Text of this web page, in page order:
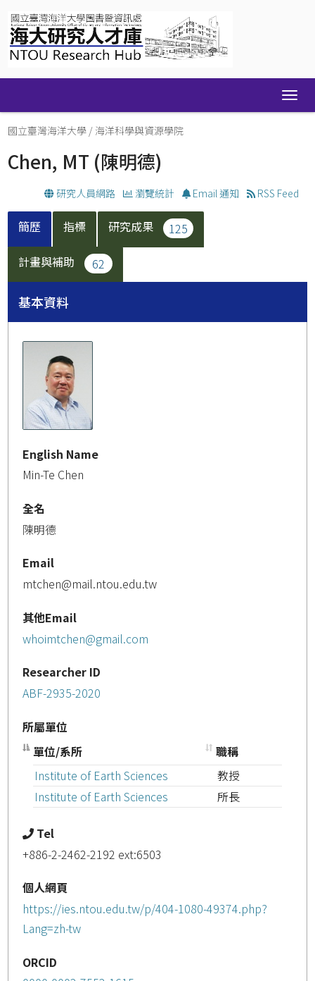
navigation
國立臺灣海洋大學 / 海洋科學與資源學院
Chen, MT (陳明德)
研究人員網路 瀏覽統計 Email 通知 RSS Feed
簡歷 指標 研究成果
125
計畫與補助
62
基本資料
English Name
Min-Te Chen
全名
陳明德
Email
mtchen@mail.ntou.edu.tw
其他Email
whoimtchen@gmail.com
Researcher ID
ABF-2935-2020
所屬單位
單位/系所
職稱
Institute of Earth Sciences
教授
Institute of Earth Sciences
所長
Tel
+886-2-2462-2192 ext:6503
個人網頁
https://ies.ntou.edu.tw/p/404-1080-49374.php?
Lang=zh-tw
ORCID